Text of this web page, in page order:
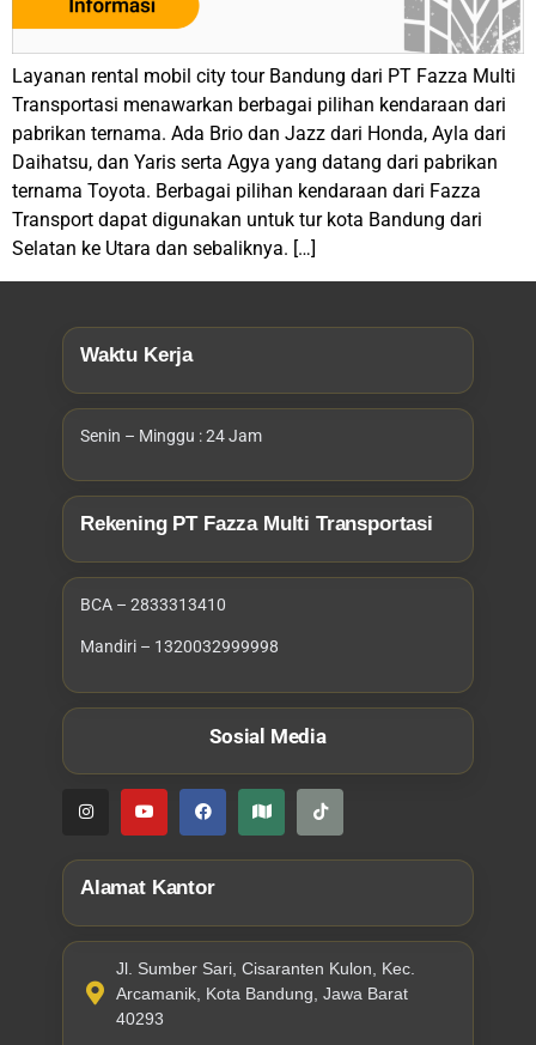
Layanan rental mobil city tour Bandung dari PT Fazza Multi
Transportasi menawarkan berbagai pilihan kendaraan dari
pabrikan ternama. Ada Brio dan Jazz dari Honda, Ayla dari
Daihatsu, dan Yaris serta Agya yang datang dari pabrikan
ternama Toyota. Berbagai pilihan kendaraan dari Fazza
Transport dapat digunakan untuk tur kota Bandung dari
Selatan ke Utara dan sebaliknya. […]
Waktu Kerja
Senin – Minggu : 24 Jam
Rekening PT Fazza Multi Transportasi
BCA – 2833313410
Mandiri – 1320032999998
Sosial Media
Alamat Kantor
Jl. Sumber Sari, Cisaranten Kulon, Kec.
Arcamanik, Kota Bandung, Jawa Barat
40293